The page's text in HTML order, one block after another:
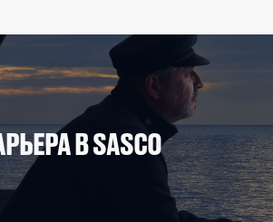
В SASCO